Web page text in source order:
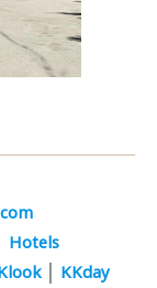
Hotels
│ KKday